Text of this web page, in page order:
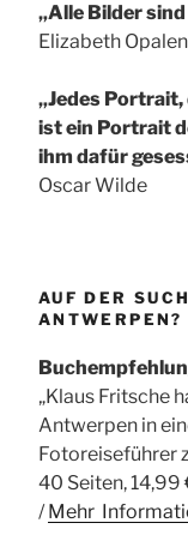
„Alle Bilder
Elizabeth
„Jedes
ist ein Portrait
ihm dafür
Oscar Wilde
AUF DER
„Klaus Fritsche
Antwerpen in
Fotoreiseführer
40 Seiten, 14,99
/Mehr